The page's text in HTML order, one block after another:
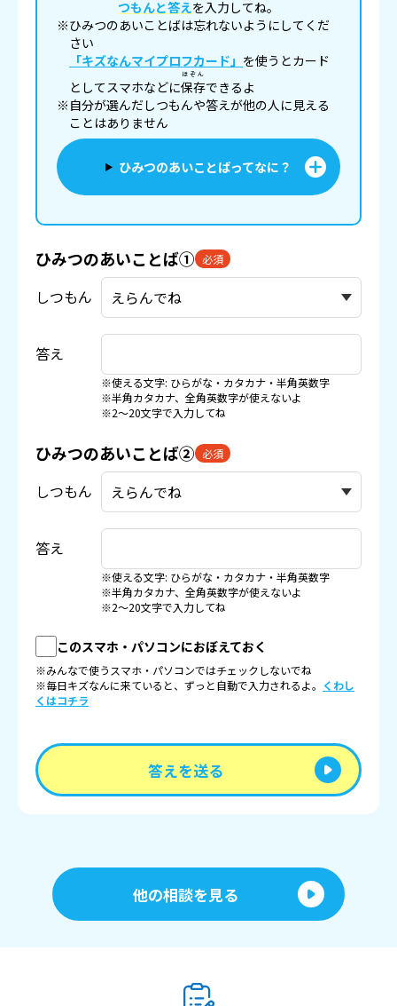
つもんと答えを入力してね。
※ひみつのあいことばは忘れないようにしてくだ
さい
「キズなんマイプロフカード」 を使うとカード
としてスマホなどに保存
ほぞん
できるよ
※自分が選んだしつもんや答えが他の人に見える
ことはありません
ひみつのあいことばってなに？
ひみつのあいことば① 必須
しつもん
答え
※使える文字: ひらがな・カタカナ・半角英数字
※半角カタカナ、全角英数字が使えないよ
※2〜20文字で入力してね
ひみつのあいことば② 必須
しつもん
答え
※使える文字: ひらがな・カタカナ・半角英数字
※半角カタカナ、全角英数字が使えないよ
※2〜20文字で入力してね
このスマホ・パソコンにおぼえておく
※みんなで使うスマホ・パソコンではチェックしないでね
※毎日キズなんに来ていると、ずっと自動で入力されるよ。 くわし
くはコチラ
答えを送る
他の相談を見る